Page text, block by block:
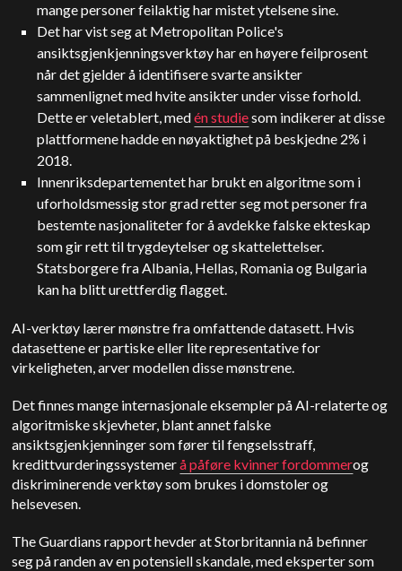
mange personer feilaktig har mistet ytelsene sine.
Det har vist seg at Metropolitan Police's
ansiktsgjenkjenningsverktøy har en høyere feilprosent
når det gjelder å identifisere svarte ansikter
sammenlignet med hvite ansikter under visse forhold.
Dette er veletablert, medén studiesom indikerer at disse
plattformene hadde en nøyaktighet på beskjedne 2% i
2018.
Innenriksdepartementet har brukt en algoritme som i
uforholdsmessig stor grad retter seg mot personer fra
bestemte nasjonaliteter for å avdekke falske ekteskap
som gir rett til trygdeytelser og skattelettelser.
Statsborgere fra Albania, Hellas, Romania og Bulgaria
kan ha blitt urettferdig flagget.
AI-verktøy lærer mønstre fra omfattende datasett. Hvis
datasettene er partiske eller lite representative for
virkeligheten, arver modellen disse mønstrene.
Det finnes mange internasjonale eksempler på AI-relaterte og
algoritmiske skjevheter, blant annet falske
ansiktsgjenkjenninger som fører til fengselsstraff,
kredittvurderingssystemerå påføre kvinner fordommerog
diskriminerende verktøy som brukes i domstoler og
helsevesen.
The Guardians rapport hevder at Storbritannia nå befinner
seg på randen av en potensiell skandale, med eksperter som